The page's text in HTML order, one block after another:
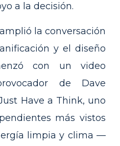
a la decisión.
la conversación
y el diseño
con un video
de Dave
Have a Think, uno
más vistos
limpia y clima —